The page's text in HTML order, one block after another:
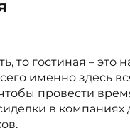
то гостиная – это
именно здесь
провести
в компаниях